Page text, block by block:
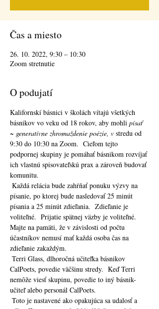
Čas a miesto
26. 10. 2022, 9:30 – 10:30
Zoom stretnutie
O podujatí
Kalifornskí básnici v školách vítajú všetkých
básnikov vo veku od 18 rokov, aby mohli písať
~ generatívne zhromaždenie poézie, v stredu od
9:30 do 10:30 na Zoom.  Cieľom tejto
podpornej skupiny je pomáhať básnikom rozvíjať
ich vlastnú spisovateľskú prax a zároveň budovať
komunitu.
písanie, po ktorej bude nasledovať 25 minút
písania a 25 minút zdieľania.  Zdieľanie je
voliteľné.  Prijatie spätnej väzby je voliteľné.
Majte na pamäti, že v závislosti od počtu
účastníkov nemusí mať každá osoba čas na
zdieľanie zakaždým.
CalPoets, povedie väčšinu stredy.  Keď Terri
nemôže viesť skupinu, povedie to iný básnik-
učiteľ alebo personál CalPoets.